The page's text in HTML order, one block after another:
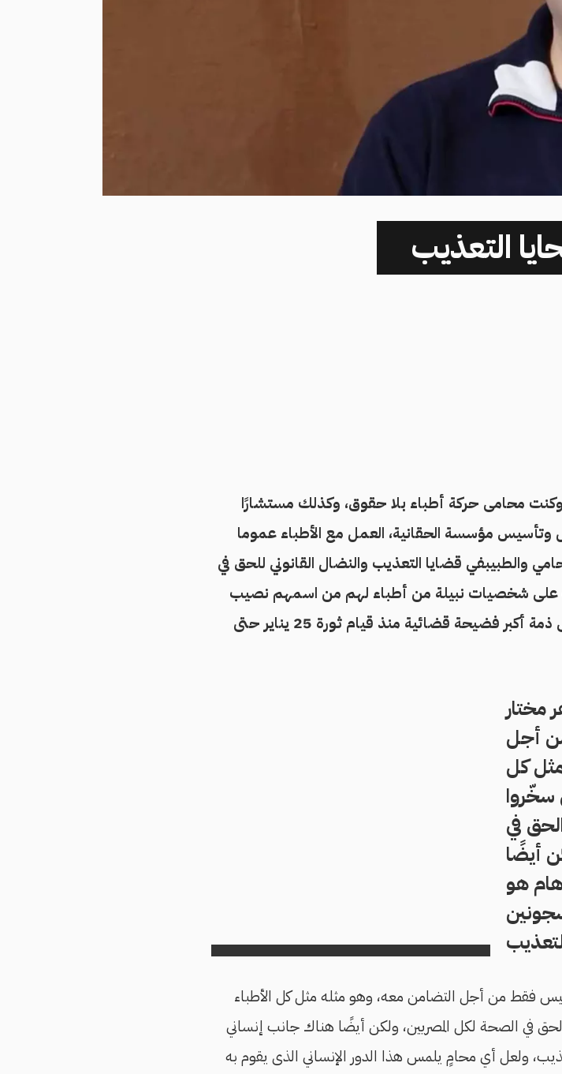
التعذيب
محامى حركة أطباء بلا حقوق، وكذلك مستشارًا
وتأسيس مؤسسة الحقانية، العمل مع الأطباء عموما
والطبيبفي قضايا التعذيب والنضال القانوني للحق في
على شخصيات نبيلة من أطباء لهم من اسمهم نصيب
ومنهم الطبيب طاهر مختار، وهو المحبوس على ذمة أكبر فضيحة قضائية منذ قيام ثورة 25 يناير حتى
مختار
أجل
كل
سخّروا
في
أيضًا
هو
فقط من أجل التضامن معه، وهو مثله مثل كل الأطباء
في الصحة لكل المصريين، ولكن أيضًا هناك جانب إنساني
ولعل أي محامٍ يلمس هذا الدور الإنساني الذى يقوم به